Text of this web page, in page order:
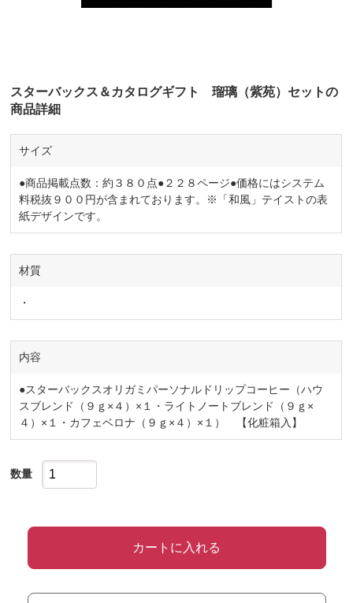
スターバックス＆カタログギフト 瑠璃（紫苑）セットの
商品詳細
サイズ
●商品掲載点数：約３８０点●２２８ページ●価格にはシステム
料税抜９００円が含まれております。※「和風」テイストの表
紙デザインです。
材質
・
内容
●スターバックスオリガミパーソナルドリップコーヒー（ハウ
スブレンド（９ｇ×４）×１・ライトノートブレンド（９ｇ×
４）×１・カフェベロナ（９ｇ×４）×１） 【化粧箱入】
数量
カートに入れる